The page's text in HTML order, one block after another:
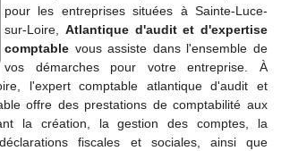
pour les entreprises situées à Sainte-Luce-
sur-Loire, Atlantique d'audit et d'expertise
comptable vous assiste dans l'ensemble de
vos démarches pour votre entreprise. À
l'expert comptable atlantique d'audit et
offre des prestations de comptabilité aux
la création, la gestion des comptes, la
fiscales et sociales, ainsi que